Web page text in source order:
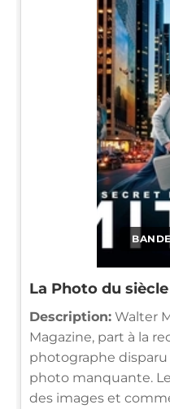
La Photo du siècle
Description: Walter
Magazine, part à la
photographe
photo manquante.
des images et